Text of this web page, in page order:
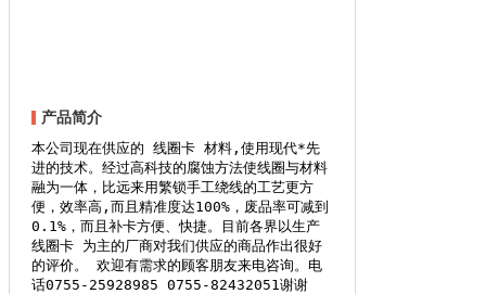
产品简介
本公司现在供应的 线圈卡 材料,使用现代*先
进的技术。经过高科技的腐蚀方法使线圈与材料
融为一体，比远来用繁锁手工绕线的工艺更方
便，效率高,而且精准度达100%，废品率可减到
0.1%，而且补卡方便、快捷。目前各界以生产
线圈卡 为主的厂商对我们供应的商品作出很好
的评价。 欢迎有需求的顾客朋友来电咨询。电
话0755-25928985 0755-82432051谢谢